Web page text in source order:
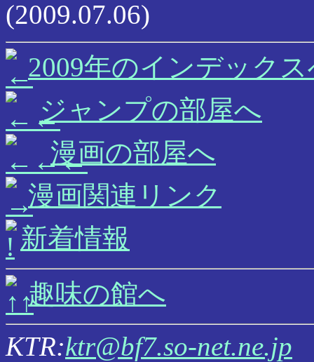
(2009.07.06)
2009年のインデック
ジャンプの部屋へ
漫画の部屋へ
漫画関連リンク
新着情報
趣味の館へ
KTR:ktr@bf7.so-net.ne.jp